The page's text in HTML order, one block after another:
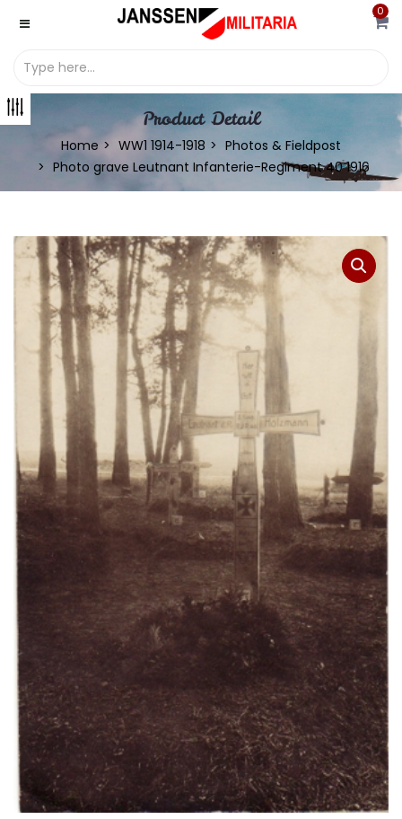
0
Product Detail
Home WW1 1914-1918
Photos & Fieldpost
Photo grave Leutnant Infanterie-Regiment 40 1916